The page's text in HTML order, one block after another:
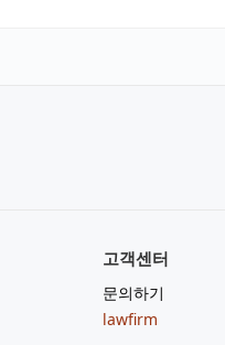
고객센터
문의하기
lawfirm